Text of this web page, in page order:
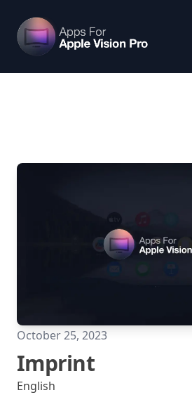
Apps For Vision Pro
October 25, 2023
Imprint
English